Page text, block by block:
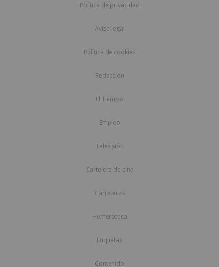
Política de privacidad
Aviso legal
Política de cookies
Redacción
El Tiempo
Empleo
Televisión
Cartelera de cine
Carreteras
Hemeroteca
Etiquetas
Contenido